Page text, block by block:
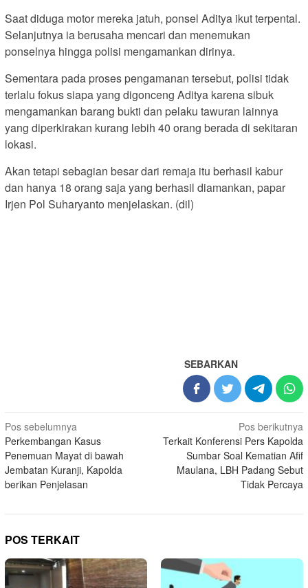
Saat diduga motor mereka jatuh, ponsel Aditya ikut terpental.
Selanjutnya ia berusaha mencari dan menemukan
ponselnya hingga polisi mengamankan dirinya.
Sementara pada proses pengamanan tersebut, polisi tidak
terlalu fokus siapa yang digonceng Aditya karena sibuk
mengamankan barang bukti dan pelaku tawuran lainnya
yang diperkirakan kurang lebih 40 orang berada di sekitaran
lokasi.
Akan tetapi sebagian besar dari remaja itu berhasil kabur
dan hanya 18 orang saja yang berhasil diamankan, papar
Irjen Pol Suharyanto menjelaskan. (dil)
SEBARKAN
Navigasi
pos
Pos sebelumnya
Perkembangan Kasus
Penemuan Mayat di bawah
Jembatan Kuranji, Kapolda
berikan Penjelasan
Pos berikutnya
Terkait Konferensi Pers Kapolda
Sumbar Soal Kematian Afif
Maulana, LBH Padang Sebut
Tidak Percaya
POS TERKAIT